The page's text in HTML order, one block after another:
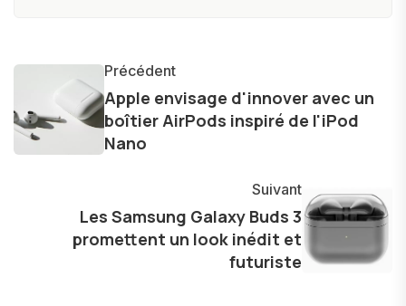
informations précises et pertinentes pour aider
les consommateurs à comprendre et à naviguer
dans le paysage technologique en constante
Précédent
Apple envisage d'innover avec un
boîtier AirPods inspiré de l'iPod
Nano
Suivant
Les Samsung Galaxy Buds 3
promettent un look inédit et
futuriste